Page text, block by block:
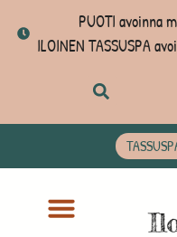
PUOTI avoinna
ILOINEN TASSUSPA